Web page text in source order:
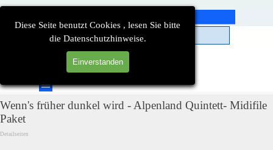
Diese Seite benutzt Cookies , lesen Sie bitte
die Datenschutzhinweise.
Einverstanden
Direkt zum Seiteninhalt
Menü überspringen
Wenn's früher dunkel wird - Alpenland Quintett- Midifile
Paket
Detailseiten